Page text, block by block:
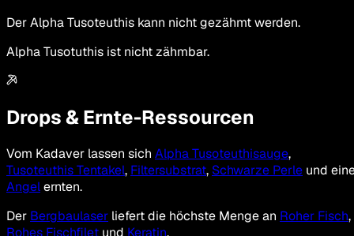
Der Alpha Tusoteuthis kann nicht gezähmt werden.
Alpha Tusotuthis ist nicht zähmbar.
Drops & Ernte-Ressourcen
Vom Kadaver lassen sich Alpha Tusoteuthisauge,
Tusoteuthis Tentakel, Filtersubstrat, Schwarze Perle und
Angelernten.
Der Bergbaulaser liefert die höchste Menge an Roher Fisch,
Rohes Fischfilet und Keratin.